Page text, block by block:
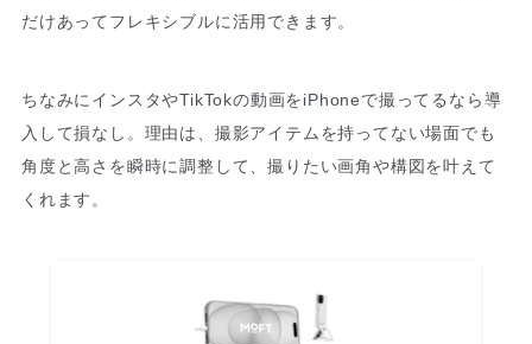
だけあってフレキシブルに活用できます。
ちなみにインスタやTikTokの動画をiPhoneで撮ってるなら導
入して損なし。理由は、撮影アイテムを持ってない場面でも
角度と高さを瞬時に調整して、撮りたい画角や構図を叶えて
くれます。